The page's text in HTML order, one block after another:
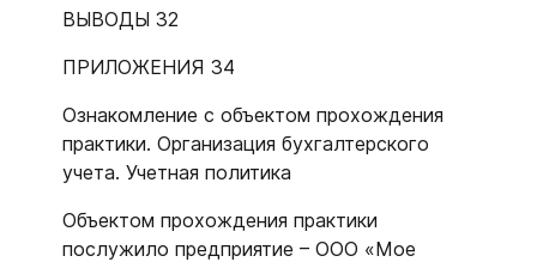
ВЫВОДЫ 32
ПРИЛОЖЕНИЯ 34
Ознакомление с объектом прохождения
практики. Организация бухгалтерского
учета. Учетная политика
Объектом прохождения практики
послужило предприятие – ООО «Мое